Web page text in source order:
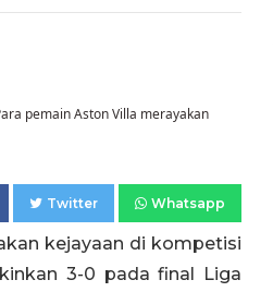
pemain Aston Villa merayakan
Twitter Whatsapp
kejayaan di kompetisi
3-0 pada final Liga